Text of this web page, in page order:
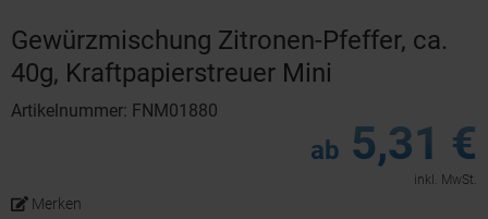
Gewürzmischung Zitronen-Pfeffer, ca.
40g, Kraftpapierstreuer Mini
Artikelnummer: FNM01880
ab 5,31 €
inkl. MwSt.
Merken